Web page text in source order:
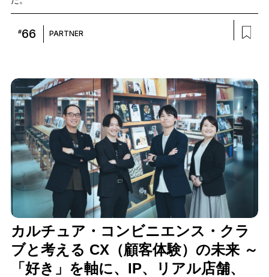
#66 PARTNER
カルチュア・コンビニエンス・クラ
ブと考える CX（顧客体験）の未来 ～
「好き」を軸に、IP、リアル店舗、